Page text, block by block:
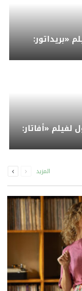
من فيلم «بريداتور:
لفيلم «أفاتار:
المزيد
الصفحةالصفحة